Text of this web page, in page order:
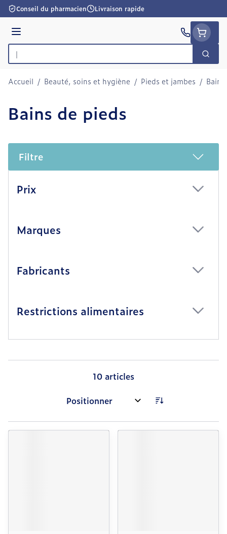
Aller au contenu
Conseil du pharmacien Livraison rapide
Menu
Rechercher
Accueil / Beauté, soins et hygiène / Pieds et jambes /
Bains de pieds
Filtre
Prix
Marques
Fabricants
Restrictions alimentaires
10 articles
Trier par: